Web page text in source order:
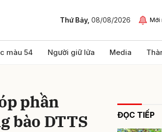
Thứ Bảy, 08/08/2026 Mới
màu 54 Người giữ lửa Media
phần
bào DTTS
ĐỌC TIẾP